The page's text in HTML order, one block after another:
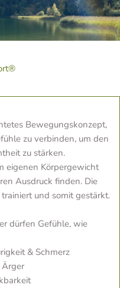
Bewegungskonzept,
zu verbinden, um den
zu stärken.
eigenen Körpergewicht
Ausdruck finden. Die
und somit gestärkt.
dürfen Gefühle, wie
& Schmerz